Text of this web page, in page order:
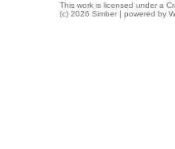
This work is licensed under a
(c) 2026 Simber | powered by